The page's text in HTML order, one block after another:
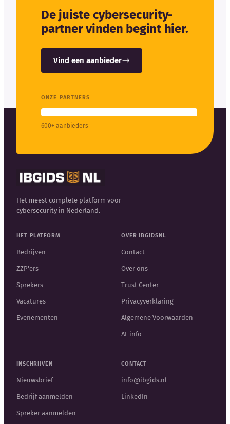
De juiste cybersecurity-
partner vinden begint hier.
Vind een aanbieder
ONZE PARTNERS
600+ aanbieders
Het meest complete platform voor
cybersecurity in Nederland.
HET PLATFORM
Bedrijven
ZZP'ers
Sprekers
Vacatures
Evenementen
OVER IBGIDSNL
Contact
Over ons
Trust Center
Privacyverklaring
Algemene Voorwaarden
AI-info
INSCHRIJVEN
Nieuwsbrief
Bedrijf aanmelden
Spreker aanmelden
CONTACT
info@ibgids.nl
LinkedIn